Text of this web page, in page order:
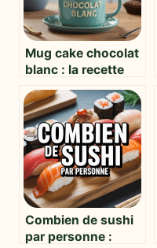
Mug cake chocolat
blanc : la recette
express et
gourmande à tester
d’urgence
Combien de sushi
par personne :